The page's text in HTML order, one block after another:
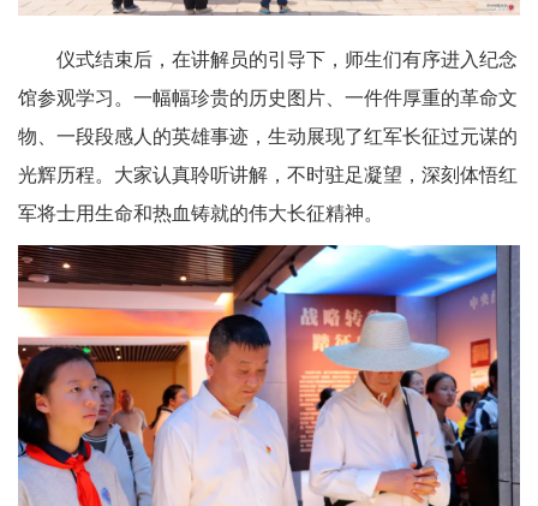
仪式结束后，在讲解员的引导下，师生们有序进入纪念
馆参观学习。一幅幅珍贵的历史图片、一件件厚重的革命文
物、一段段感人的英雄事迹，生动展现了红军长征过元谋的
光辉历程。大家认真聆听讲解，不时驻足凝望，深刻体悟红
军将士用生命和热血铸就的伟大长征精神。